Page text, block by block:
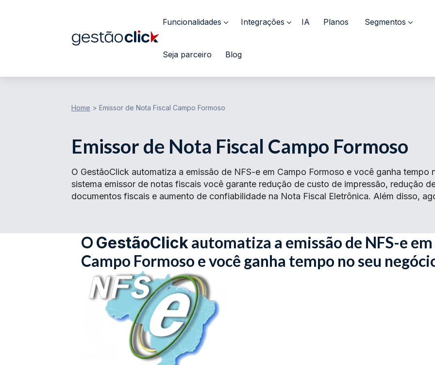
Funcionalidades Integrações IA Planos Segmentos
Seja parceiro Blog
Home > Emissor de Nota Fiscal Campo Formoso
Emissor de Nota Fiscal Campo Formoso
O GestãoClick automatiza a emissão de NFS-e em Campo Formoso e você ganha tempo
sistema emissor de notas fiscais você garante redução de custo de impressão, redução
documentos fiscais e aumento de confiabilidade na Nota Fiscal Eletrônica. Além disso,
O GestãoClickautomatiza a emissão de NFS-e em
Campo Formoso e você ganha tempo no seu